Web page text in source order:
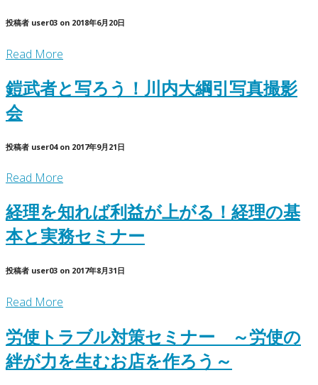
投稿者 user03 on 2018年6月20日
Read More
鎧武者と写ろう！川内大綱引写真撮影
会
投稿者 user04on 2017年9月21日
Read More
経理を知れば利益が上がる！経理の基
本と実務セミナー
投稿者 user03 on 2017年8月31日
Read More
労使トラブル対策セミナー ～労使の
絆が力を生むお店を作ろう～